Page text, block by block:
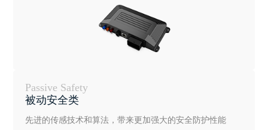
Passive Safety
被动安全类
先进的传感技术和算法，带来更加强大的安全防护性能